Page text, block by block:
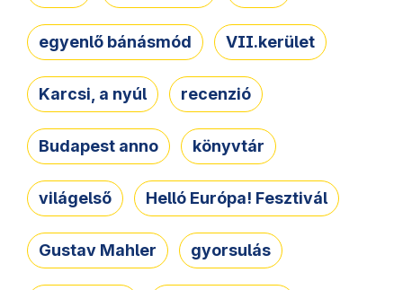
egyenlő bánásmód VII.kerület
Karcsi, a nyúl recenzió
Budapest anno könyvtár
világelső Helló Európa! Fesztivál
Gustav Mahler gyorsulás